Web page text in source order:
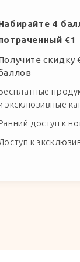
4
€1
скидку
эксклюзивные
доступ к
Доступ к